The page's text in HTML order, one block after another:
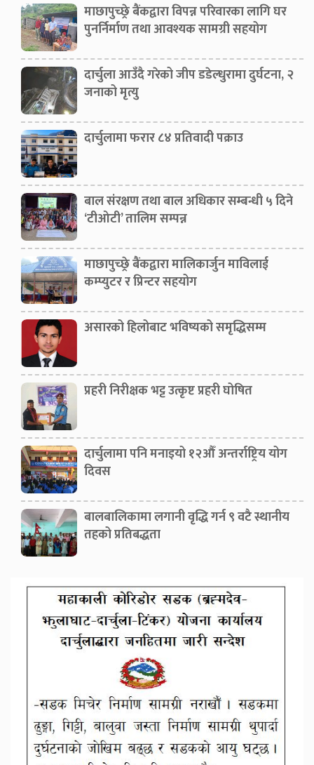
माछापुच्छ्रे बैंकद्वारा विपन्न परिवारका लागि घर
पुनर्निर्माण तथा आवश्यक सामग्री सहयोग
दार्चुला आउँदै गरेको जीप डडेल्धुरामा दुर्घटना, २
जनाको मृत्यु
दार्चुलामा फरार ८४ प्रतिवादी पक्राउ
बाल संरक्षण तथा बाल अधिकार सम्बन्धी ५ दिने
‘टीओटी’ तालिम सम्पन्न
माछापुच्छ्रे बैंकद्वारा मालिकार्जुन माविलाई
कम्प्युटर र प्रिन्टर सहयोग
असारको हिलोबाट भविष्यको समृद्धिसम्म
प्रहरी निरीक्षक भट्ट उत्कृष्ट प्रहरी घोषित
दार्चुलामा पनि मनाइयो १२औँ अन्तर्राष्ट्रिय योग
दिवस
बालबालिकामा लगानी वृद्धि गर्न ९ वटै स्थानीय
तहको प्रतिबद्धता